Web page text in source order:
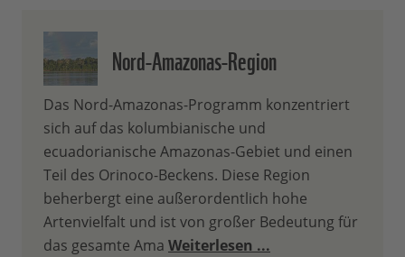
Nord-Amazonas-Region
Das Nord-Amazonas-Programm konzentriert
sich auf das kolumbianische und
ecuadorianische Amazonas-Gebiet und einen
Teil des Orinoco-Beckens. Diese Region
beherbergt eine außerordentlich hohe
Artenvielfalt und ist von großer Bedeutung für
das gesamte Ama Weiterlesen ...